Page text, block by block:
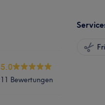
5.0
11 Bewertungen